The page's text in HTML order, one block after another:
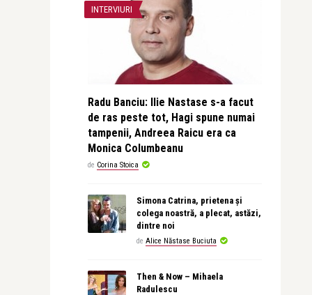
INTERVIURI
Radu Banciu: Ilie Nastase s-a facut
de ras peste tot, Hagi spune numai
tampenii, Andreea Raicu era ca
Monica Columbeanu
de Corina Stoica
Simona Catrina, prietena și
colega noastră, a plecat, astăzi,
dintre noi
de Alice Năstase Buciuta
Then & Now – Mihaela
Radulescu